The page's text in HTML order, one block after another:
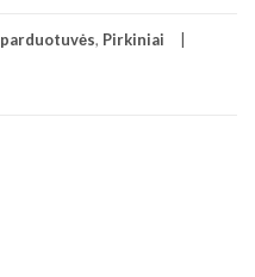
, Pirkiniai